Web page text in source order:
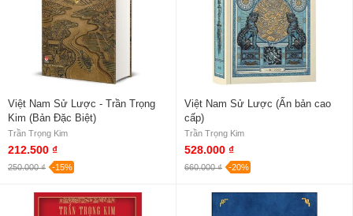
ông là tấm gương về tư cách của một học giả.
Việt Nam Sử Lược - Trần Trọng
Kim (Bản Đặc Biệt)
Trần Trọng Kim
212.500 ₫
250.000 ₫ -15%
Việt Nam Sử Lược (Ấn bản cao
cấp)
Trần Trọng Kim
528.000 ₫
660.000 ₫ -20%